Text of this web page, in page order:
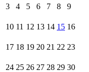
3 4 5 6 7 8 9
10 11 12 13 14 15 16
17 18 19 20 21 22 23
24 25 26 27 28 29 30